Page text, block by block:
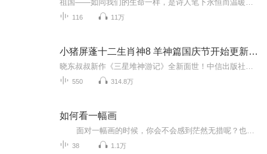
116 11万
小猪屏蓬十二生肖神8 羊神篇国庆节开始更新啦！
550 314.8万
如何看一幅画
38 1.1万